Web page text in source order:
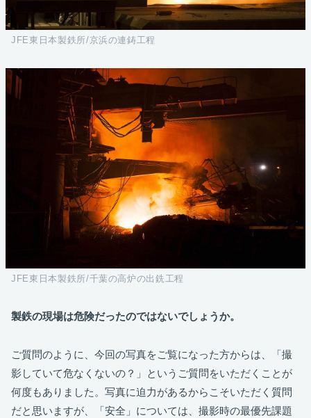
JFE東日本製鉄所/京浜の連鋳工程
JFE東日本製鉄所/千葉の高炉の出銑工程
製鉄の現場は危険だったのではないでしょうか。
ご質問のように、今回の写真をご覧になった方からは、「撮
影していて危なくないの？」というご質問をいただくことが
何度もありました。写真に迫力があるからこそいただく質問
だと思いますが、「安全」については、撮影時の最優先課題